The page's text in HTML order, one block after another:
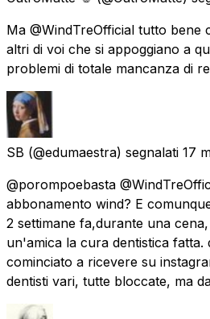
Ma @WindTreOfficial tutto bene
altri di voi che si appoggiano a
problemi di totale mancanza di
SB (@edumaestra) segnalati 17
@porompoebasta
abbonamento wind? E
2 settimane fa,durante una
un'amica la cura dentistica fatta.
cominciato a ricevere su
dentisti vari, tutte bloccate, ma